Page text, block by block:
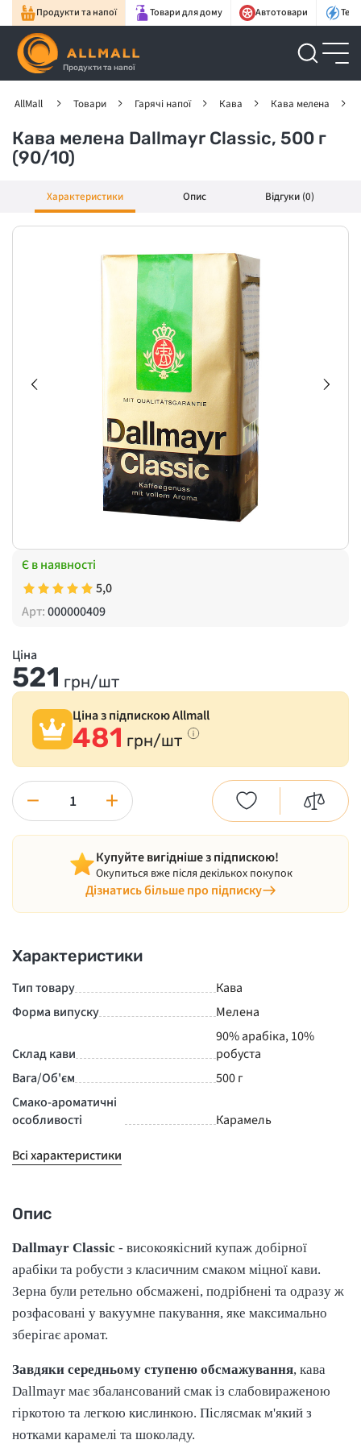
Продукти та напої Товари для дому Автотовари
Продукти та напої
AllMall Товари Гарячі напої Кава Кава мелена
Кава мелена Dallmayr Classic, 500 г
(90/10)
Характеристики Опис Відгуки (0)
Є в наявності
5,0
Арт:000000409
Ціна
521 грн/шт
Ціна з підпискою Allmall
481 грн/шт
− +
Купуйте вигідніше з підпискою!
Окупиться вже після декількох покупок
Дізнатись більше про підписку
Характеристики
Тип товару
Кава
Форма випуску
Мелена
Склад кави
90% арабіка, 10%
робуста
Вага/Об'єм
500 г
Смако-ароматичні
особливості
Карамель
Всі характеристики
Опис
Dallmayr Classic - високоякісний купаж добірної
арабіки та робусти з класичним смаком міцної кави.
Зерна були ретельно обсмажені, подрібнені та одразу ж
розфасовані у вакуумне пакування, яке максимально
зберігає аромат.
Завдяки середньому ступеню обсмажування, кава
Dallmayr має збалансований смак із слабовираженою
гіркотою та легкою кислинкою. Післясмак м'який з
нотками карамелі та шоколаду.